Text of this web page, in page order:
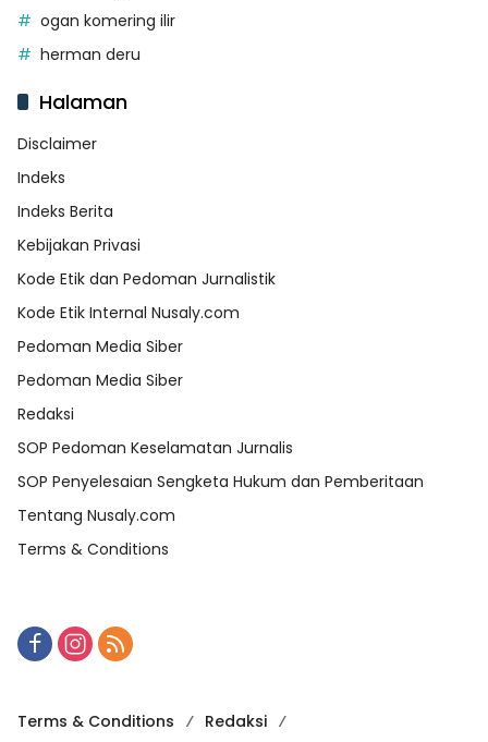
ogan komering ilir
herman deru
Halaman
Disclaimer
Indeks
Indeks Berita
Kebijakan Privasi
Kode Etik dan Pedoman Jurnalistik
Kode Etik Internal Nusaly.com
Pedoman Media Siber
Pedoman Media Siber
Redaksi
SOP Pedoman Keselamatan Jurnalis
SOP Penyelesaian Sengketa Hukum dan Pemberitaan
Tentang Nusaly.com
Terms & Conditions
Terms & Conditions
Redaksi